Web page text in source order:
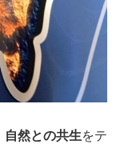
自然との共生をテ